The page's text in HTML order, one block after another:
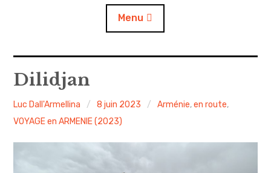
Menu
Accueil
A propos
Dilidjan
Luc Dall'Armellina 8 juin 2023 Arménie,en route,
VOYAGE en ARMENIE (2023)